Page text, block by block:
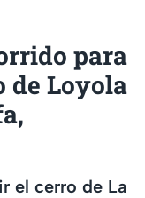
para
de Loyola
el cerro de La